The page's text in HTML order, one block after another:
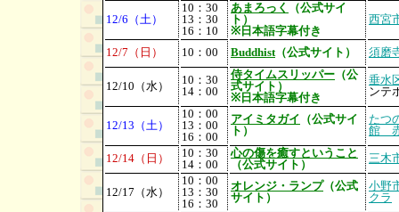
12/6（土）
10：30
13：30
16：10
あまろっく
（公式サイ
ト）
※日本語字幕付き
西宮
12/7（日） 10：00 Buddhist（公式サイト） 須磨
12/10（水）
10：30
14：00
侍タイムスリッパー （公
式サイト）
※日本語字幕付き
垂水
ンテ
12/13（土）
10：00
13：00
16：00
アイミタガイ （公式サイ
ト）
たつ
館
12/14（日）
10：30
14：00
心の傷を癒すということ
（公式サイト）
三木
12/17（水）
10：00
13：30
16：30
オレンジ・ランプ（公式
サイト）
小野
クラ